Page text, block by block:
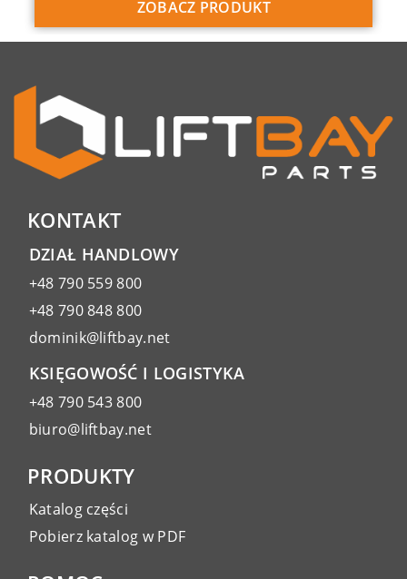
ZOBACZ PRODUKT
KONTAKT
DZIAŁ HANDLOWY
+48 790 559 800
+48 790 848 800
dominik@liftbay.net
KSIĘGOWOŚĆ I LOGISTYKA
+48 790 543 800
biuro@liftbay.net
PRODUKTY
Katalog części
Pobierz katalog w PDF